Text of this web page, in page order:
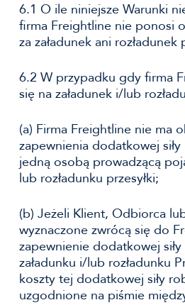
6.1 O ile niniejsze Warunki
firma Freightline nie ponosi
za załadunek ani rozładunek
6.2 W przypadku gdy firma
się na załadunek i/lub
(a) Firma Freightline nie ma
zapewnienia dodatkowej
jedną osobą prowadzącą
lub rozładunku przesyłki;
(b) Jeżeli Klient, Odbiorca
wyznaczone zwrócą się do
zapewnienie dodatkowej
załadunku i/lub rozładunku
koszty tej dodatkowej siły
uzgodnione na piśmie